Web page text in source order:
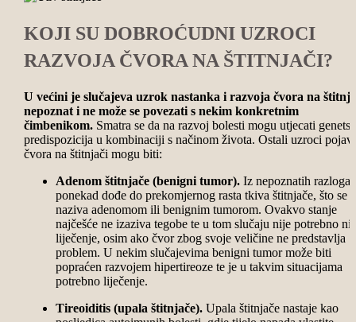
KOJI SU DOBROĆUDNI UZROCI
RAZVOJA ČVORA NA ŠTITNJAČI?
U većini je slučajeva uzrok nastanka i razvoja čvora na
nepoznat i ne može se povezati s nekim konkretnim
čimbenikom. Smatra se da na razvoj bolesti mogu utjecati
predispozicija u kombinaciji s načinom života. Ostali uzroci
čvora na štitnjači mogu biti:
Adenom štitnjače (benigni tumor). Iz nepoznatih razloga
ponekad dođe do prekomjernog rasta tkiva štitnjače, što se
naziva adenomom ili benignim tumorom. Ovakvo stanje
najčešće ne izaziva tegobe te u tom slučaju nije potrebno ni
liječenje, osim ako čvor zbog svoje veličine ne predstavlja
problem. U nekim slučajevima benigni tumor može biti
popraćen razvojem hipertireoze te je u takvim situacijama
potrebno liječenje.
Tireoiditis (upala štitnjače). Upala štitnjače nastaje kao